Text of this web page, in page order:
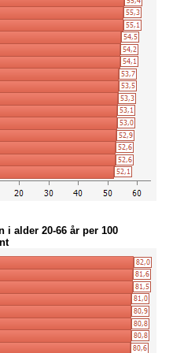
2025 46,7
2025 46,5
2025 46,5
2025 46,1
2025 46,0
2025 45,5
2025 45,4
2025 45,3
2025 45,1
2025 45,1
2025 44,6
2025 44,5
2025 44,4
2025 44,3
2025 44,0
i alder 20-66 år per 100